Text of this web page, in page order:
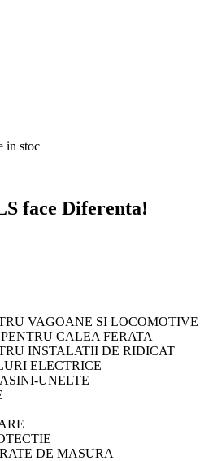
in stoc
face Diferenta!
VAGOANE SI LOCOMOTIVE
CALEA FERATA
INSTALATII DE RIDICAT
ELECTRICE
UNELTE
DE MASURA